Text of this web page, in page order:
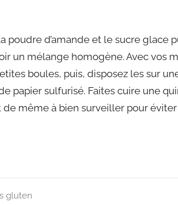
poudre d’amande et le sucre glace
un mélange homogène. Avec vos
boules, puis, disposez les sur
papier sulfurisé. Faites cuire une
même à bien surveiller pour éviter
gluten